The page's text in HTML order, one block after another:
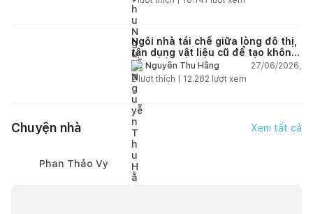
Ngôi nhà tái chế giữa lòng đô thị,
tận dụng vật liệu cũ để tạo không
gian sống linh hoạt
Nguyễn Thu Hằng
27/06/2026,
2lượt thích | 12.282 lượt xem
Chuyện nhà Xem tất cả
Phan Thảo Vy